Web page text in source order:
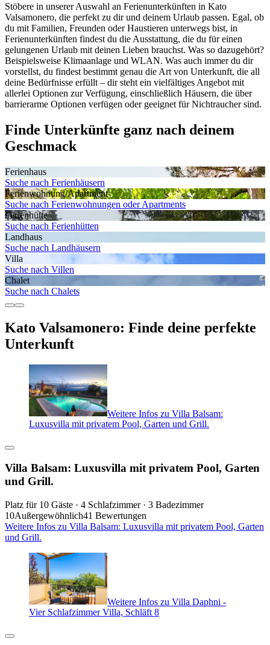
Stöbere in unserer Auswahl an Ferienunterkünften in Kato
Valsamonero, die perfekt zu dir und deinem Urlaub passen. Egal, ob
du mit Familien, Freunden oder Haustieren unterwegs bist, in
Ferienunterkünften findest du die Ausstattung, die du für einen
gelungenen Urlaub mit deinen Lieben brauchst. Was so dazugehört?
Beispielsweise Klimaanlage und WLAN. Was auch immer du dir
vorstellst, du findest bestimmt genau die Art von Unterkunft, die all
deine Bedürfnisse erfüllt – dir steht ein vielfältiges Angebot mit
allerlei Optionen zur Verfügung, einschließlich Häusern, die über
barrierarme Optionen verfügen oder geeignet für Nichtraucher sind.
Finde Unterkünfte ganz nach deinem
Geschmack
Ferienhaus
Suche nach Ferienhäusern
Ferienwohnung/Apartment
Suche nach Ferienwohnungen oder Apartments
Ferienhütte
Suche nach Ferienhütten
Landhaus
Suche nach Landhäusern
Villa
Suche nach Villen
Chalet
Suche nach Chalets
Kato Valsamonero: Finde deine perfekte
Unterkunft
Weitere Infos zu Villa Balsam:
Luxusvilla mit privatem Pool, Garten und Grill.
Villa Balsam: Luxusvilla mit privatem Pool, Garten
und Grill.
Platz für 10 Gäste · 4 Schlafzimmer · 3 Badezimmer
10Außergewöhnlich41 Bewertungen
Weitere Infos zu Villa Balsam: Luxusvilla mit privatem Pool, Garten
und Grill.
Weitere Infos zu Villa Daphni -
Vier Schlafzimmer Villa, Schläft 8